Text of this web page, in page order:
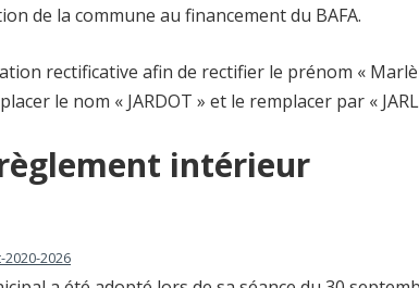
de la commune au financement du BAFA.
rectificative afin de rectifier le prénom «
le nom « JARDOT » et le remplacer par «
intérieur
2020-2026